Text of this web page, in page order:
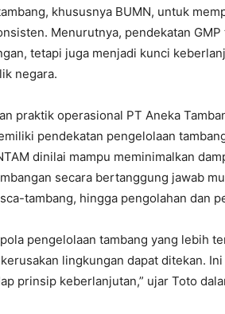
khususnya BUMN, untuk
Menurutnya, pendekatan
tetapi juga menjadi kunci
negara.
praktik operasional PT Aneka
pendekatan pengelolaan
dinilai mampu meminimalkan
secara bertanggung jawab
tambang, hingga pengolahan dan
pengelolaan tambang yang lebih
lingkungan dapat ditekan.
prinsip keberlanjutan,” ujar Toto